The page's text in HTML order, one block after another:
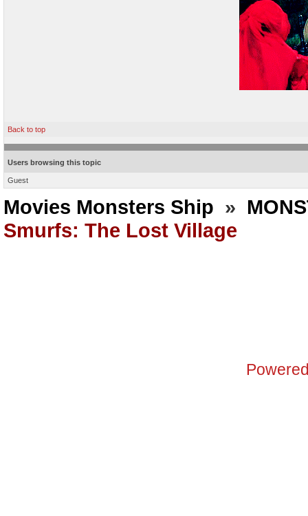
Back to top
Users browsing this topic
Guest
Movies Monsters Ship »
Smurfs: The Lost Village